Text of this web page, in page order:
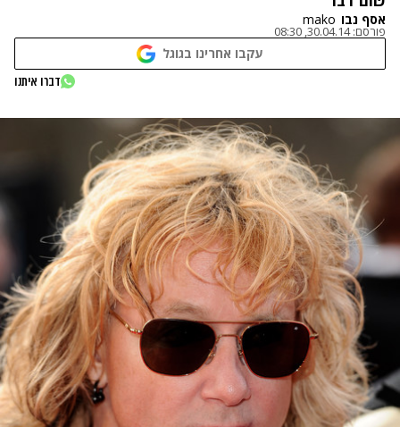
אסף נבו mako
פורסם:30.04.14, 08:30
עקבו אחרינו בגוגל
דברו איתנו